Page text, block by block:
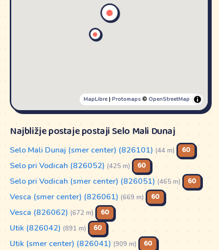
MapLibre| Protomaps© OpenStreetMap
Najbližje postaje postaji Selo Mali Dunaj
Selo Mali Dunaj (smer center) (826101) (44 m) 60
Selo pri Vodicah (826052) (425 m) 60
Selo pri Vodicah (smer center) (826051) (465 m) 60
Vesca (smer center) (826061) (669 m) 60
Vesca (826062) (672 m) 60
Utik (826042) (891 m) 60
Utik (smer center) (826041) (909 m) 60